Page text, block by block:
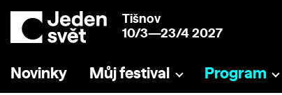
Tišnov
10/3—23/4 2027
Novinky Můj festival Program